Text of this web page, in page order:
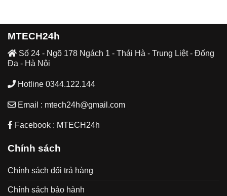
MTECH24h
Số 24 - Ngõ 178 Ngách 1 - Thái Hà - Trung Liệt - Đống
Đa - Hà Nội
Hotline 0344.122.144
Email : mtech24h@gmail.com
Facebook : MTECH24h
Chính sách
Chính sách đổi trả hàng
Chính sách bảo hành